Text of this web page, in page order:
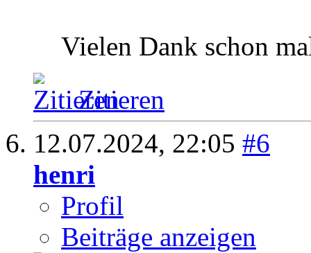
Vielen Dank schon
Zitieren
12.07.2024, 22:05 #6
henri
Profil
Beiträge anzeigen